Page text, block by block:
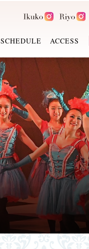
SCHEDULE ACCESS